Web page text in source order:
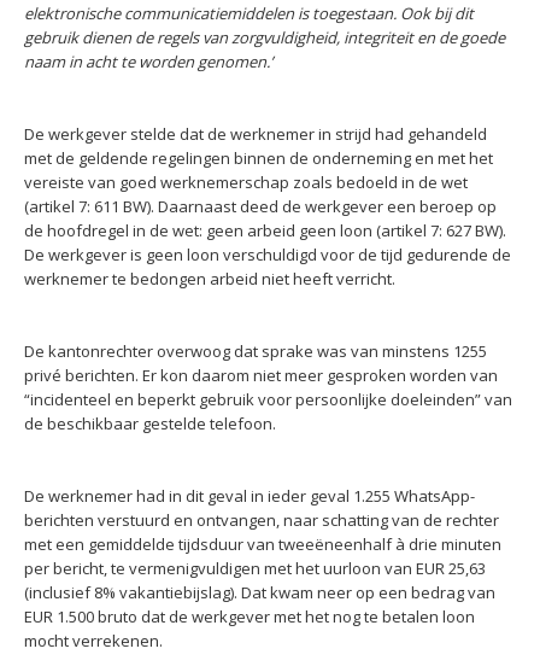
elektronische communicatiemiddelen is toegestaan. Ook bij dit
gebruik dienen de regels van zorgvuldigheid, integriteit en de goede
naam in acht te worden genomen.’
De werkgever stelde dat de werknemer in strijd had gehandeld
met de geldende regelingen binnen de onderneming en met het
vereiste van goed werknemerschap zoals bedoeld in de wet
(artikel 7: 611 BW). Daarnaast deed de werkgever een beroep op
de hoofdregel in de wet: geen arbeid geen loon (artikel 7: 627 BW).
De werkgever is geen loon verschuldigd voor de tijd gedurende de
werknemer te bedongen arbeid niet heeft verricht.
De kantonrechter overwoog dat sprake was van minstens 1255
privé berichten. Er kon daarom niet meer gesproken worden van
“incidenteel en beperkt gebruik voor persoonlijke doeleinden” van
de beschikbaar gestelde telefoon.
De werknemer had in dit geval in ieder geval 1.255 WhatsApp-
berichten verstuurd en ontvangen, naar schatting van de rechter
met een gemiddelde tijdsduur van tweeëneenhalf à drie minuten
per bericht, te vermenigvuldigen met het uurloon van EUR 25,63
(inclusief 8% vakantiebijslag). Dat kwam neer op een bedrag van
EUR 1.500 bruto dat de werkgever met het nog te betalen loon
mocht verrekenen.